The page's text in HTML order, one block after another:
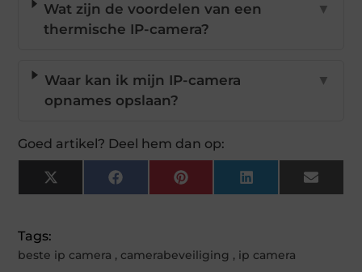
Wat zijn de voordelen van een
thermische IP-camera?
▼
Waar kan ik mijn IP-camera
opnames opslaan?
▼
Goed artikel? Deel hem dan op:
X
(Twitter)
FacebookPinterestLinkedInEmail
Tags:
beste ip camera , camerabeveiliging , ip camera